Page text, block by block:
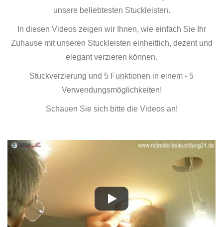
unsere beliebtesten Stuckleisten.
In diesen Videos zeigen wir Ihnen, wie einfach Sie Ihr
Zuhause mit unseren Stuckleisten einheitlich, dezent und
elegant verzieren können.
Stuckverzierung und 5 Funktionen in einem - 5
Verwendungsmöglichkeiten!
Schauen Sie sich bitte die Videos an!